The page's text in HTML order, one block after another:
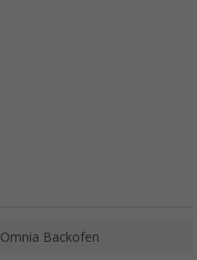
Omnia Backofen